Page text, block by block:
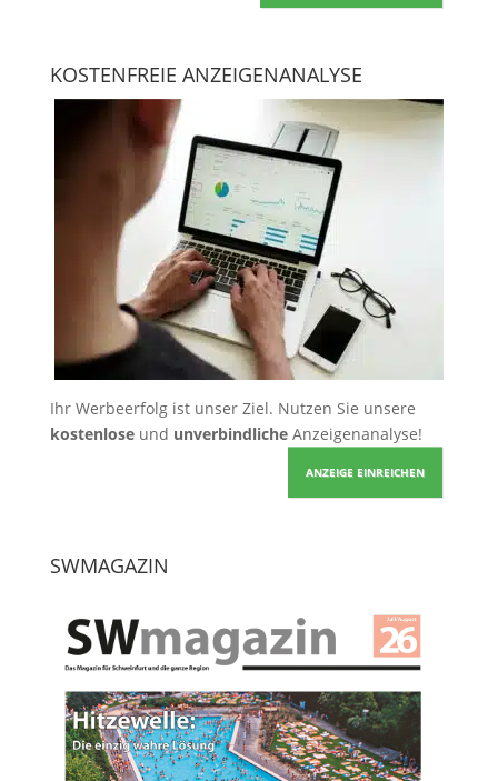
KOSTENFREIE ANZEIGENANALYSE
Ihr Werbeerfolg ist unser Ziel. Nutzen Sie unsere
kostenloseund unverbindlicheAnzeigenanalyse!
ANZEIGE EINREICHEN
SWMAGAZIN